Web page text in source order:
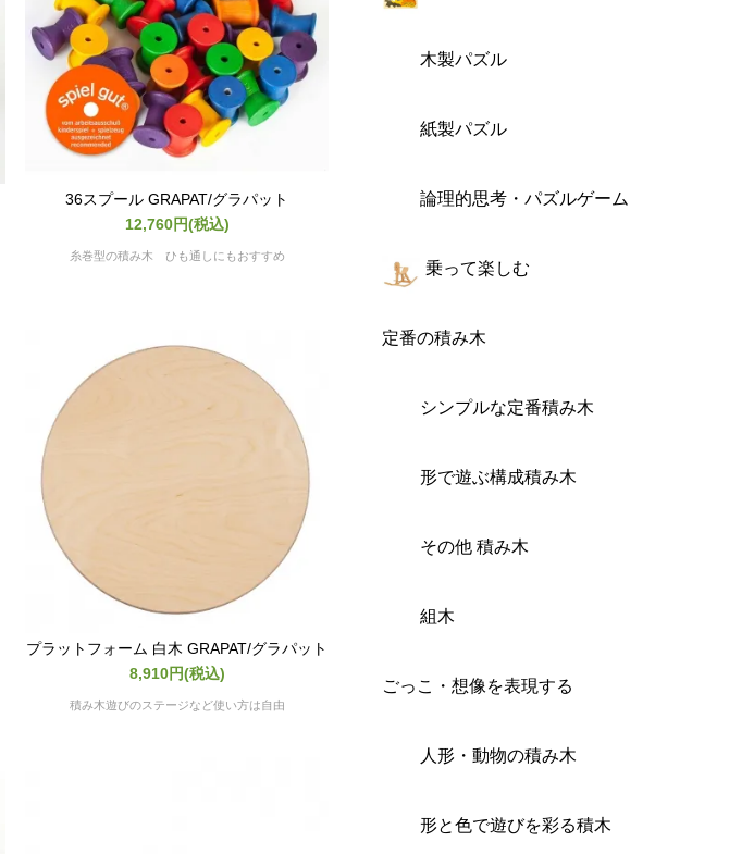
36スプール GRAPAT/グラパット
12,760円(税込)
糸巻型の積み木 ひも通しにもおすすめ
プラットフォーム 白木 GRAPAT/グラパット
8,910円(税込)
積み木遊びのステージなど使い方は自由
木製パズル
紙製パズル
論理的思考・パズルゲーム
乗って楽しむ
定番の積み木
シンプルな定番積み木
形で遊ぶ構成積み木
その他 積み木
組木
ごっこ・想像を表現する
人形・動物の積み木
形と色で遊びを彩る積木